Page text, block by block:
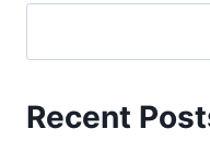
Recent